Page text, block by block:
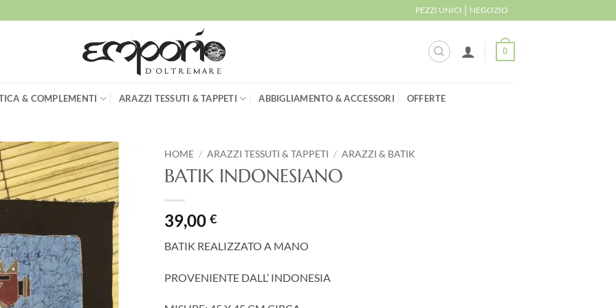
PEZZI UNICI | NEGOZIO
0
& COMPLEMENTI ARAZZI TESSUTI & TAPPETI ABBIGLIAMENTO & ACCESSORI OFFERTE
Aggiungi
alla lista
dei
desideri
HOME / ARAZZI TESSUTI & TAPPETI / ARAZZI & BATIK
BATIK INDONESIANO
39,00 €
BATIK REALIZZATO A MANO
PROVENIENTE DALL’ INDONESIA